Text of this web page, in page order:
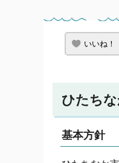
いいね！
ひたち
基本方針